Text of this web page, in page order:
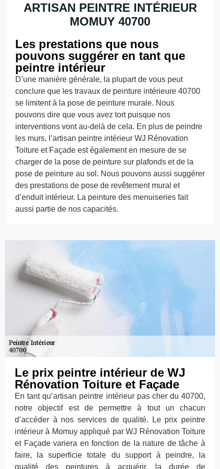
ARTISAN PEINTRE INTÉRIEUR
MOMUY 40700
Les prestations que nous
pouvons suggérer en tant que
peintre intérieur
D’une manière générale, la plupart de vous peut
conclure que les travaux de peinture intérieure 40700
se limitent à la pose de peinture murale. Nous
pouvons dire que vous avez tort puisque nos
interventions vont au-delà de cela. En plus de peindre
les murs, l’artisan peintre intérieur WJ Rénovation
Toiture et Façade est également en mesure de se
charger de la pose de peinture sur plafonds et de la
pose de peinture au sol. Nous pouvons aussi suggérer
des prestations de pose de revêtement mural et
d’enduit intérieur. La peinture des menuiseries fait
aussi partie de nos capacités.
Le prix peintre intérieur de WJ
Rénovation Toiture et Façade
En tant qu’artisan peintre intérieur pas cher du 40700,
notre objectif est de permettre à tout un chacun
d’accéder à nos services de qualité. Le prix peintre
intérieur à Momuy appliqué par WJ Rénovation Toiture
et Façade variera en fonction de la nature de tâche à
faire, la superficie totale du support à peindre, la
qualité des peintures à acquérir, la durée de